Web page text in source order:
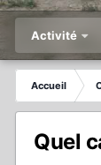
Activité
Accueil
Quel